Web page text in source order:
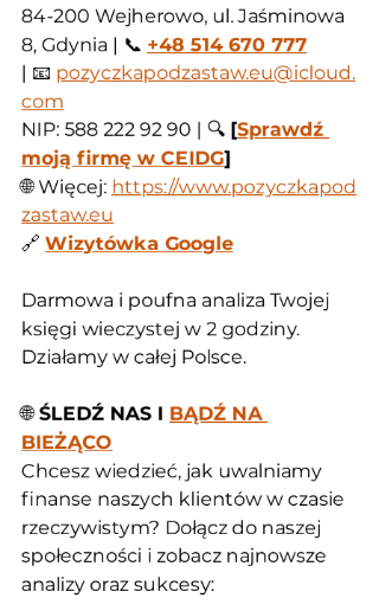
84-200 Wejherowo, ul. Jaśminowa
8, Gdynia | 📞 +48 514 670 777
| 📧 pozyczkapodzastaw.eu@icloud.
com
NIP: 588 222 92 90 | 🔍 [Sprawdź
moją firmę w CEIDG]
🌐 Więcej: https://www.pozyczkapod
zastaw.eu
🔗 Wizytówka Google
Darmowa i poufna analiza Twojej
księgi wieczystej w 2 godziny.
Działamy w całej Polsce.
🌐 ŚLEDŹ NAS I BĄDŹ NA
BIEŻĄCO
Chcesz wiedzieć, jak uwalniamy
finanse naszych klientów w czasie
rzeczywistym? Dołącz do naszej
społeczności i zobacz najnowsze
analizy oraz sukcesy: